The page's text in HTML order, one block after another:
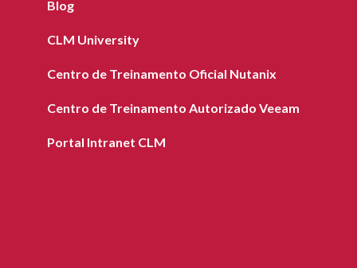
Blog
CLM University
Centro de Treinamento Oficial Nutanix
Centro de Treinamento Autorizado Veeam
Portal Intranet CLM